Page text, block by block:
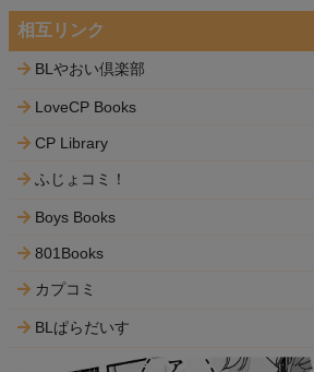
相互リンク
BLやおい倶楽部
LoveCP Books
CP Library
ふじょコミ！
Boys Books
801Books
カプコミ
BLぱらだいす